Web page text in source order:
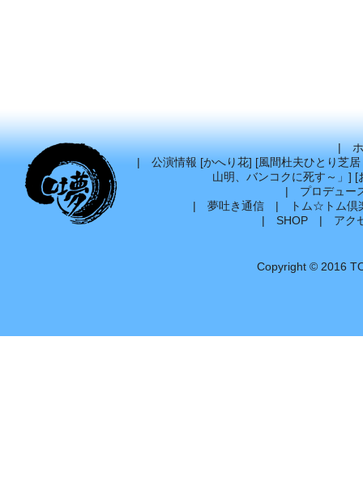
|
| 公演情報 [かへり花] [風間杜夫ひとり芝
山明、バンコクに死す～」 ] [
| プロデュー
| 夢吐き通信|
トム☆トム倶
| SHOP | アク
Copyright © 2016